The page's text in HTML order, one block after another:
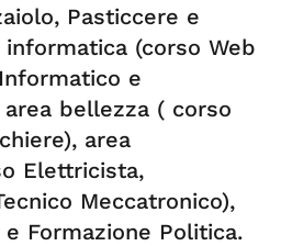
Pasticcere e
informatica (corso Web
e
area bellezza ( corso
area
Elettricista,
Meccatronico),
Formazione Politica.